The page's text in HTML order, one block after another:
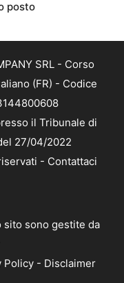
posto
SRL - Corso
(FR) - Codice
il Tribunale di
27/04/2022
- Contattaci
sono gestite da
Policy - Disclaimer